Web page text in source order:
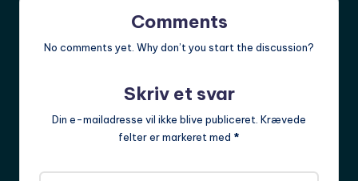
Comments
No comments yet. Why don’t you start the discussion?
Skriv et svar
Din e-mailadresse vil ikke blive publiceret. Krævede
felter er markeret med *